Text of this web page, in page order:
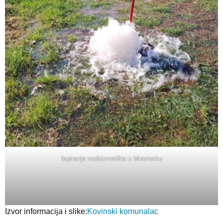
Ispiranje vodoizvorišta u Mramorku
Izvor informacija i slike:Kovinski komunalac